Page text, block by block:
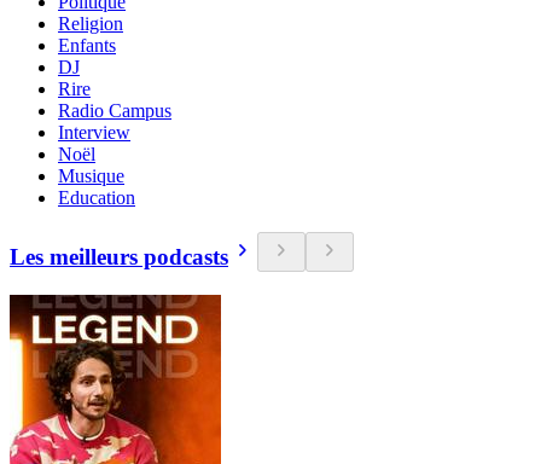
Religion
Enfants
DJ
Rire
Radio Campus
Interview
Noël
Musique
Education
Les meilleurs podcasts